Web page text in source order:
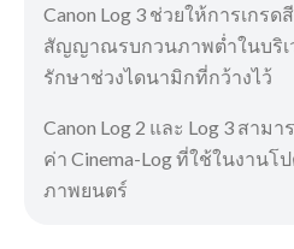
Canon Log 3 ช่วยให้การเกรด
สัญญาณรบกวนภาพต่ำในบริ
รักษาช่วงไดนามิกที่กว้างไว้
Canon Log 2 และ Log 3 สาม
ค่า Cinema-Log ที่ใช้ในงาน
ภาพยนตร์